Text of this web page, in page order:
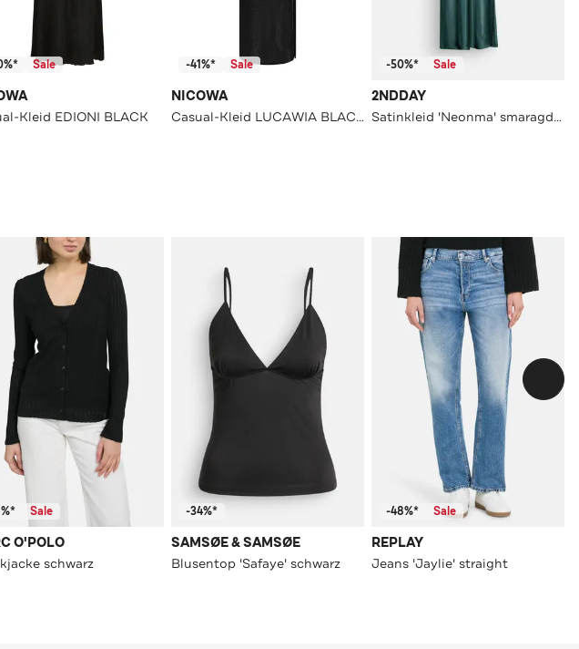
Sale
Kleid EDIONI BLACK
-41%* Sale
NICOWA
Casual-Kleid LUCAWIA BLACK
-50%* Sale
2NDDAY
Satinkleid 'Neonma' smaragdgrün
Sale
O'POLO
schwarz
-34%*
SAMSØE & SAMSØE
Blusentop 'Safaye' schwarz
-48%* Sale
REPLAY
Jeans 'Jaylie' straight